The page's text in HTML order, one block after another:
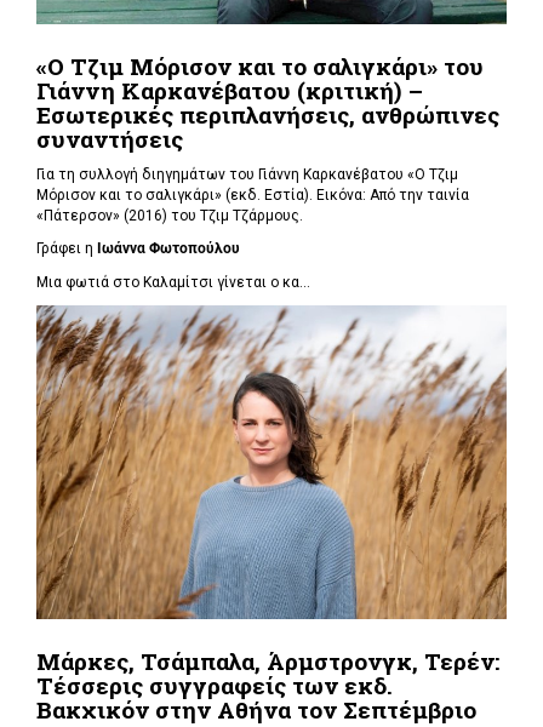
«Ο Τζιμ Μόρισον και το σαλιγκάρι» του
Γιάννη Καρκανέβατου (κριτική) –
Εσωτερικές περιπλανήσεις, ανθρώπινες
συναντήσεις
Για τη συλλογή διηγημάτων του Γιάννη Καρκανέβατου «Ο Τζιμ
Μόρισον και το σαλιγκάρι» (εκδ. Εστία). Εικόνα: Από την ταινία
«Πάτερσον» (2016) του Τζιμ Τζάρμους.
Γράφει η Ιωάννα Φωτοπούλου
Μια φωτιά στο Καλαμίτσι γίνεται ο κα...
Μάρκες, Τσάμπαλα, Άρμστρονγκ, Τερέν:
Τέσσερις συγγραφείς των εκδ.
Βακχικόν στην Αθήνα τον Σεπτέμβριο